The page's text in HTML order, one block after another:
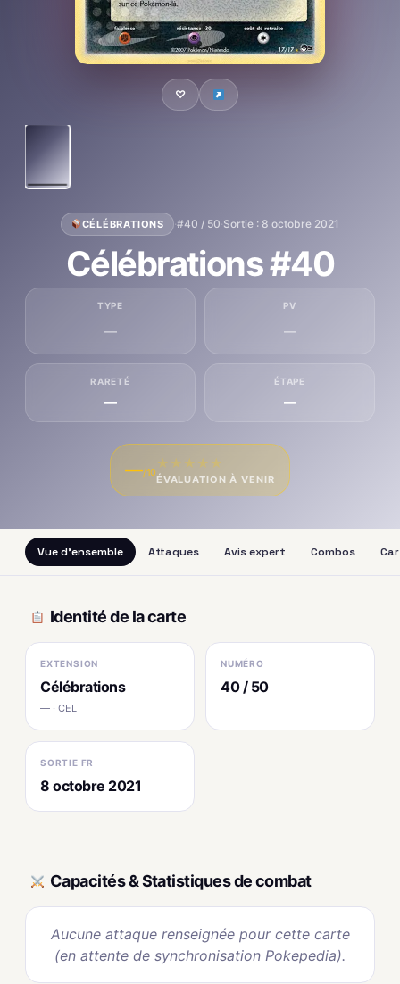
♡
CÉLÉBRATIONS ·#40 / 50·Sortie : 8 octobre 2021
Célébrations #40
TYPE
—
PV
—
RARETÉ
—
ÉTAPE
—
—/10
★ ★ ★ ★ ★
ÉVALUATION À VENIR
Vue d'ensemble Attaques Avis expert Combos
Identité de la carte
EXTENSION
Célébrations
— · CEL
NUMÉRO
40 / 50
SORTIE FR
8 octobre 2021
Capacités & Statistiques de combat
Aucune attaque renseignée pour cette carte
(en attente de synchronisation Pokepedia).